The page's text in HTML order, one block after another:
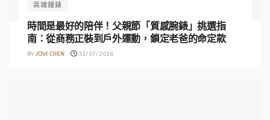
高端鐘錶
時間是最好的陪伴！父親節「質感腕錶」挑選指
南：從商務正裝到戶外運動，鎖定老爸的命定款
BY JOVI CHEN 31/07/2026